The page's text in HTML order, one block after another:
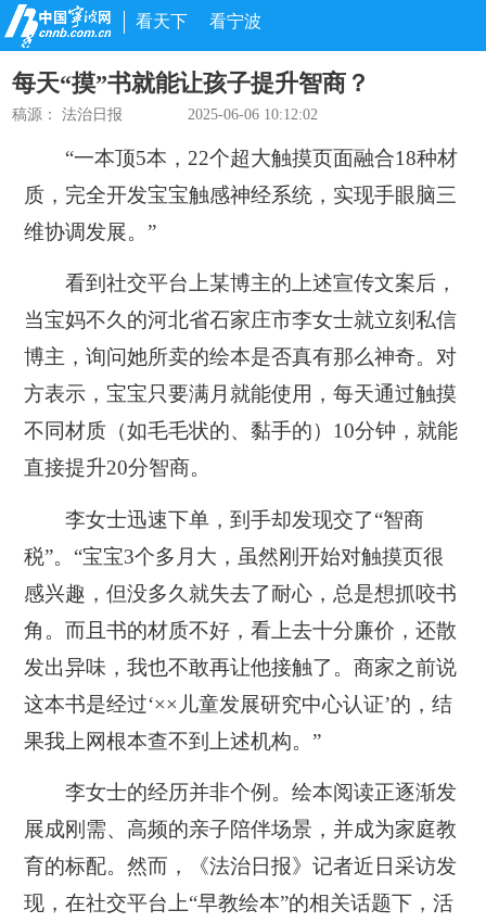
看天下 看宁波
每天“摸”书就能让孩子提升智商？
稿源：法治日报 2025-06-06 10:12:02
“一本顶5本，22个超大触摸页面融合18种材
质，完全开发宝宝触感神经系统，实现手眼脑三
维协调发展。”
看到社交平台上某博主的上述宣传文案后，
当宝妈不久的河北省石家庄市李女士就立刻私信
博主，询问她所卖的绘本是否真有那么神奇。对
方表示，宝宝只要满月就能使用，每天通过触摸
不同材质（如毛毛状的、黏手的）10分钟，就能
直接提升20分智商。
李女士迅速下单，到手却发现交了“智商
税”。“宝宝3个多月大，虽然刚开始对触摸页很
感兴趣，但没多久就失去了耐心，总是想抓咬书
角。而且书的材质不好，看上去十分廉价，还散
发出异味，我也不敢再让他接触了。商家之前说
这本书是经过‘××儿童发展研究中心认证’的，结
果我上网根本查不到上述机构。”
李女士的经历并非个例。绘本阅读正逐渐发
展成刚需、高频的亲子陪伴场景，并成为家庭教
育的标配。然而，《法治日报》记者近日采访发
现，在社交平台上“早教绘本”的相关话题下，活